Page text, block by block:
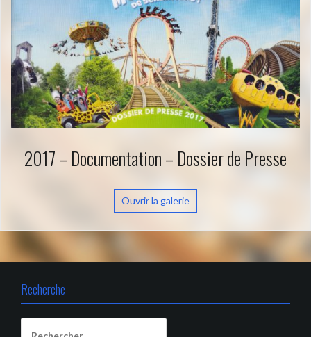
2017 – Documentation – Dossier de Presse
Ouvrir la galerie
Recherche